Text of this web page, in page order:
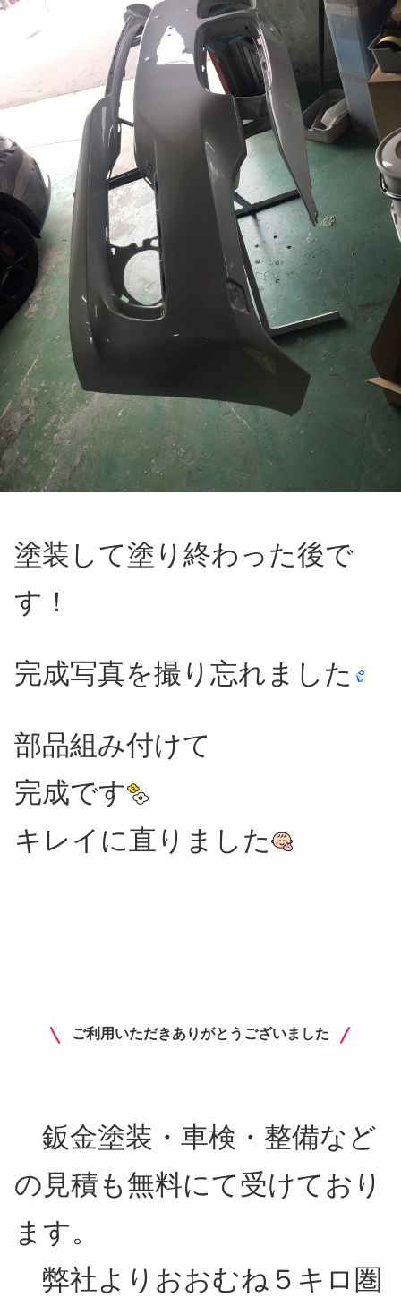
塗装して塗り終わった後で
す！
完成写真を撮り忘れました
部品組み付けて
完成です
キレイに直りました
ご利用いただきありがとうございました
鈑金塗装・車検・整備など
の見積も無料にて受けており
ます。
弊社よりおおむね５キロ圏